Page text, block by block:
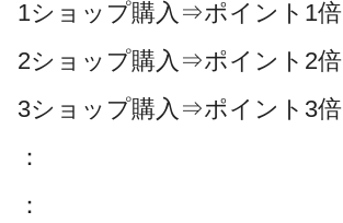
1ショップ購入⇒ポイント1倍
2ショップ購入⇒ポイント2倍
3ショップ購入⇒ポイント3倍
：
：